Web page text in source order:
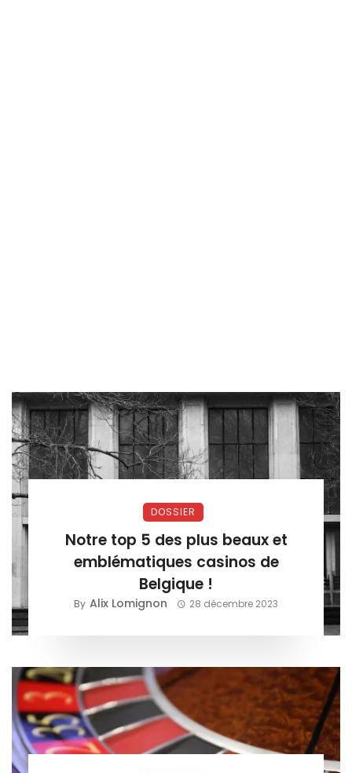
DOSSIER
Notre top 5 des plus beaux et
emblématiques casinos de
Belgique !
By Alix Lomignon 28 décembre 2023